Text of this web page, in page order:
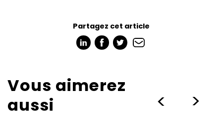
Partagez cet article
Vous aimerez
aussi
> >